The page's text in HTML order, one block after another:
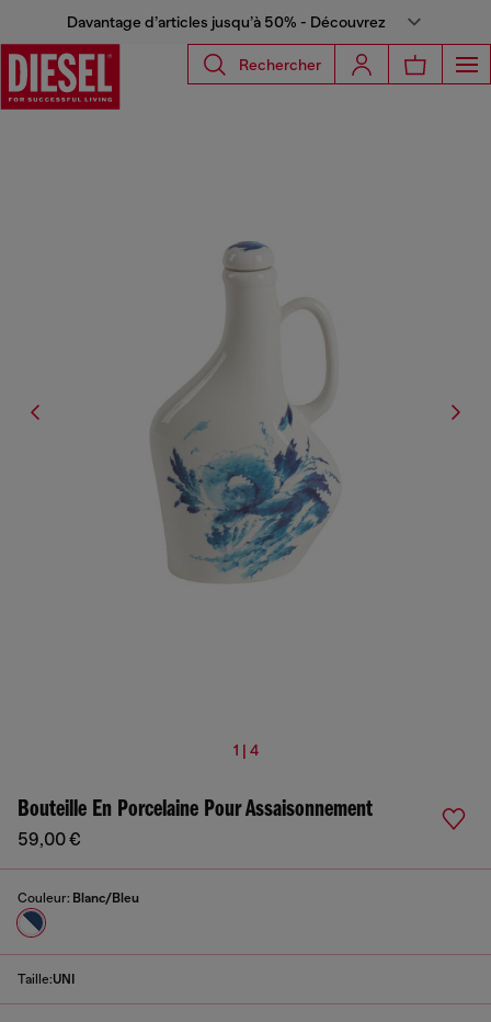
Davantage d’articles jusqu’à 50% - Découvrez
Rechercher
1 | 4
Bouteille En Porcelaine Pour Assaisonnement
59,00 €
Couleur: Blanc/Bleu
Taille:UNI